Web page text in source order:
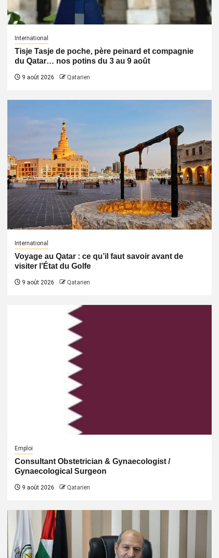
International
Tisje Tasje de poche, père peinard et compagnie
du Qatar… nos potins du 3 au 9 août
9 août 2026 Qatarien
International
Voyage au Qatar : ce qu’il faut savoir avant de
visiter l’État du Golfe
9 août 2026 Qatarien
Emploi
Consultant Obstetrician & Gynaecologist /
Gynaecological Surgeon
9 août 2026 Qatarien